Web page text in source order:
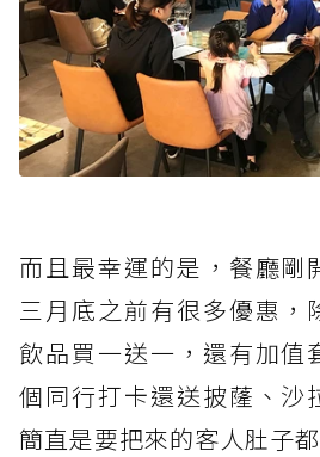
而且最幸運的是，餐廳剛
三月底之前有很多優惠，
飲品買一送一，還有加值
個同行打卡還送披蕯、沙
簡直是要把來的客人肚子